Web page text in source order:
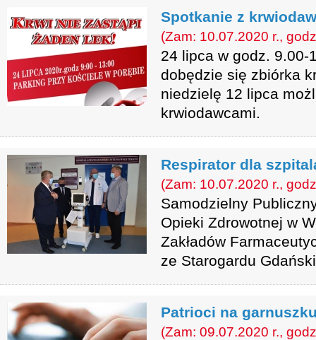
Spotkanie z
(Zam: 10.07.2020 r.,
24 lipca w godz. 9.00-
dobędzie się zbiórka
niedzielę 12 lipca
krwiodawcami.
Respirator dla
(Zam: 10.07.2020 r.,
Samodzielny
Opieki Zdrowotnej w
Zakładów
ze Starogardu
Patrioci na
(Zam: 09.07.2020 r.,